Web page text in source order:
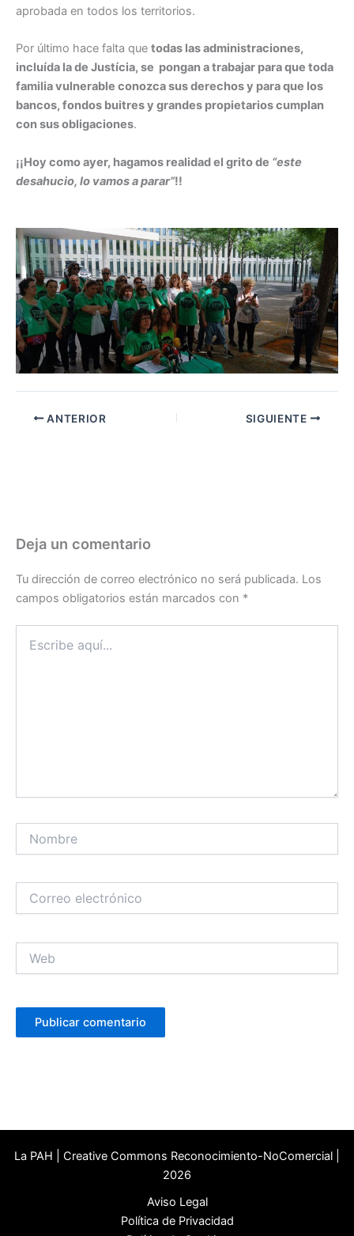
aprobada en todos los territorios.
Por último hace falta que todas las administraciones,
incluída la de Justícia, se pongan a trabajar para que toda
familia vulnerable conozca sus derechos y para que los
bancos, fondos buitres y grandes propietarios cumplan
con sus obligaciones.
¡¡Hoy como ayer, hagamos realidad el grito de “este
desahucio, lo vamos a parar”!!
ANTERIOR SIGUIENTE
Deja un comentario
Tu dirección de correo electrónico no será publicada. Los
campos obligatorios están marcados con *
aquí...
electrónico
La PAH | Creative Commons Reconocimiento-NoComercial |
2026
Aviso Legal
Política de Privacidad